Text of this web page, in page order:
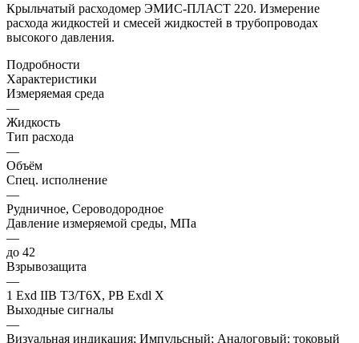
Крыльчатый расходомер ЭМИС-ПЛАСТ 220. Измерение
расхода жидкостей и смесей жидкостей в трубопроводах
высокого давления.
Подробности
Характеристики
Измеряемая среда
—
Жидкость
Тип расхода
—
Объём
Спец. исполнение
—
Рудничное, Сероводородное
Давление измеряемой среды, МПа
—
до 42
Взрывозащита
—
1 Exd IIB T3/Т6X, PB Exdl Х
Выходные сигналы
—
Визуальная индикация; Импульсный; Аналоговый: токовый